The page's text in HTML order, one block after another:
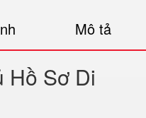
Mô tả
Hồ Sơ Di